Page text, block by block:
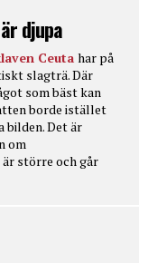
djupa
Ceuta har på
slagträ. Där
som bäst kan
borde istället
bilden. Det är
om
större och går